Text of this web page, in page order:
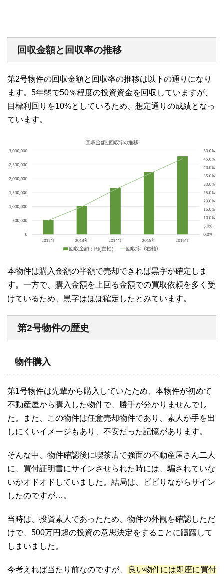
回収金額と回収率の推移
第2号物件の回収金額と回収率の推移は以下の通りになり
ます。5年弱で50％程度の投資資金を回収していますが、
目標利回りを10%としているため、想定通りの成績となっ
ています。
本物件は購入金額の半額で売却できれば黒字が確定しま
す。一方で、購入金額を上回る金額での買取依頼を多く受
けているため、黒字はほぼ確定したとみています。
第2号物件の歴史
物件購入
第1号物件は先輩から購入していたため、本物件が初めて
不動産屋から購入した物件で、勝手が分かりませんでし
た。また、この物件は任意売却物件であり、素人が手を出
しにくいイメージもあり、不安だった記憶があります。
そんな中、物件確認後に喫茶店で強面の不動産屋さん二人
に、買付証明書にサインさせられた時には、騙されていな
いかオドオドしていました。結局は、ビビりながらサイン
したのですが…。
当時は、投資素人であったため、物件の外観を確認しただ
けで、500万円超の投資の意思決定をすることに躊躇して
しまいました。
今考えれば当たり前なのですが、 良い物件には即座に買付